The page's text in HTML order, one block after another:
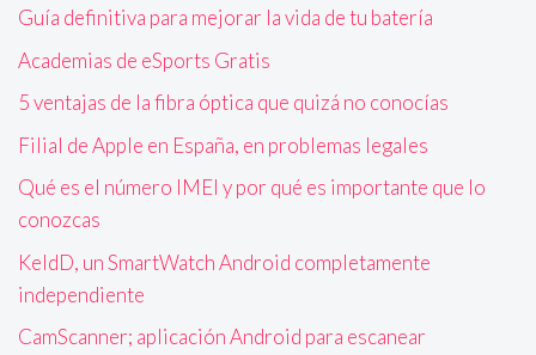
Guía definitiva para mejorar la vida de tu batería
Academias de eSports Gratis
5 ventajas de la fibra óptica que quizá no conocías
Filial de Apple en España, en problemas legales
Qué es el número IMEI y por qué es importante que lo
conozcas
KeldD, un SmartWatch Android completamente
independiente
CamScanner; aplicación Android para escanear